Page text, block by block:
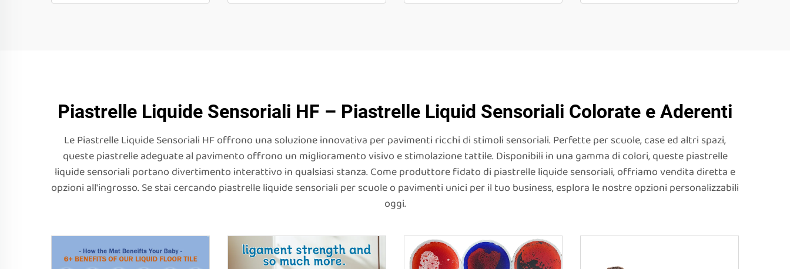
Piastrelle Liquide Sensoriali HF – Piastrelle Liquid Sensoriali Colorate e Aderenti
Le Piastrelle Liquide Sensoriali HF offrono una soluzione innovativa per pavimenti ricchi di stimoli sensoriali. Perfette per scuole, case ed altri spazi,
queste piastrelle adeguate al pavimento offrono un miglioramento visivo e stimolazione tattile. Disponibili in una gamma di colori, queste piastrelle
liquide sensoriali portano divertimento interattivo in qualsiasi stanza. Come produttore fidato di piastrelle liquide sensoriali, offriamo vendita diretta e
opzioni all'ingrosso. Se stai cercando piastrelle liquide sensoriali per scuole o pavimenti unici per il tuo business, esplora le nostre opzioni personalizzabili
oggi.